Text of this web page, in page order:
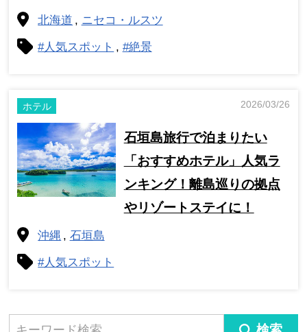
北海道 ニセコ・ルスツ
#人気スポット #絶景
ホテル 2026/03/26
石垣島旅行で泊まりたい
「おすすめホテル」人気ラ
ンキング！離島巡りの拠点
やリゾートステイに！
沖縄 石垣島
#人気スポット